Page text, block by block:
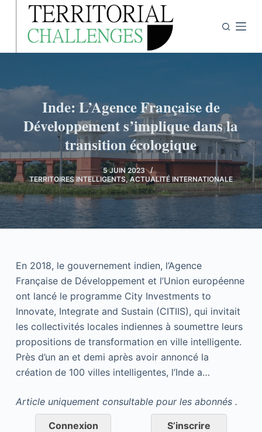
r
o
n
t
e
u
Inde: L’Agence Française de
Développement s’implique dans la
transition écologique
5 JUIN 2023
TERRITOIRES INTELLIGENTS,ACTUALITÉ INTERNATIONALE
En 2018, le gouvernement indien, l’Agence
Française de Développement et l’Union européenne
ont lancé le programme City Investments to
Innovate, Integrate and Sustain (CITIIS), qui invitait
les collectivités locales indiennes à soumettre leurs
propositions de transformation en ville intelligente.
Près d’un an et demi après avoir annoncé la
création de 100 villes intelligentes, l’Inde a…
Article uniquement consultable pour les abonnés .
Connexion S’inscrire